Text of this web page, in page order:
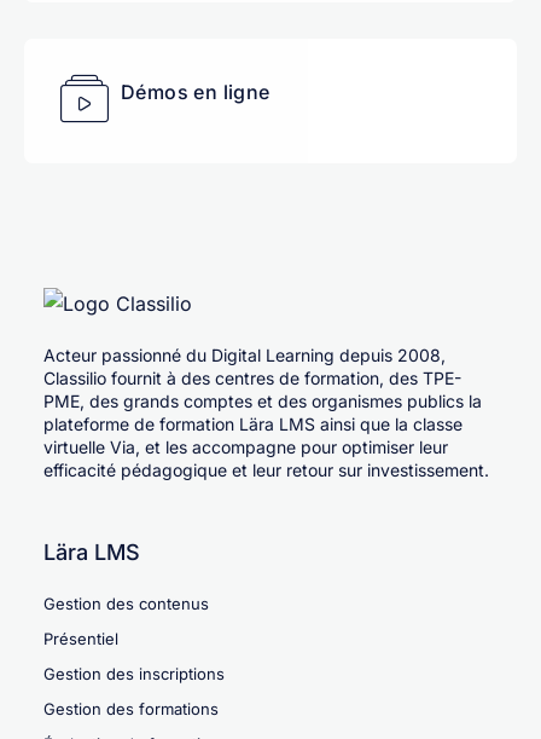
Démos en ligne
Acteur passionné du Digital Learning depuis 2008,
Classilio fournit à des centres de formation, des TPE-
PME, des grands comptes et des organismes publics la
plateforme de formation Lära LMS ainsi que la classe
virtuelle Via, et les accompagne pour optimiser leur
efficacité pédagogique et leur retour sur investissement.
Lära LMS
Gestion des contenus
Présentiel
Gestion des inscriptions
Gestion des formations